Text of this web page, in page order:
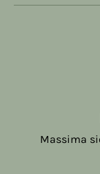
Massima